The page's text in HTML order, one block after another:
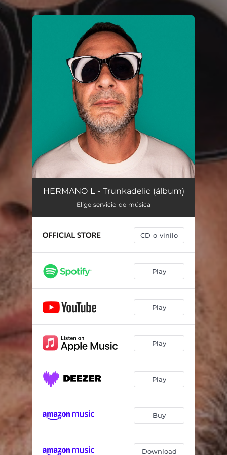
You're all set!
HERMANO L - Trunkadelic (álbum)
Elige servicio de música
CD o vinilo
Play
Play
Play
Play
Buy
Download
.